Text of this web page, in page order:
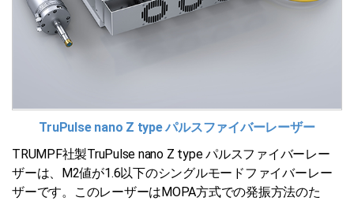
TruPulse nano Z type パルスファイバーレーザー
TRUMPF社製TruPulse nano Z type パルスファイバーレー
ザーは、M2値が1.6以下のシングルモードファイバーレー
ザーです。このレーザーはMOPA方式での発振方法のた